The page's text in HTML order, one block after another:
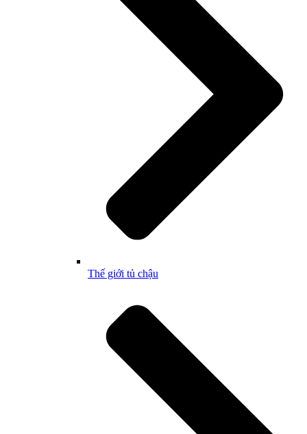
Thế giới tủ chậu